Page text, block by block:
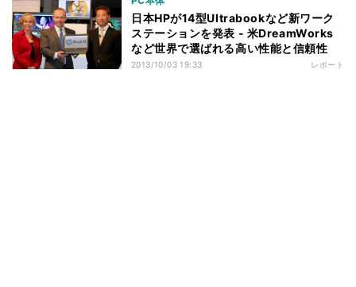
日本HPが14型Ultrabookなど新ワーク
ステーションを発表 - 米DreamWorks
など世界で選ばれる高い性能と信頼性
2013/10/03 19:33 レポート